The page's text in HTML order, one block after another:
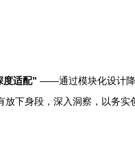
度适配” ——通过模块化设计降
下身段，深入洞察，以务实